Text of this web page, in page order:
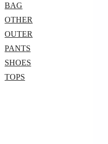
BAG
OTHER
OUTER
PANTS
SHOES
TOPS